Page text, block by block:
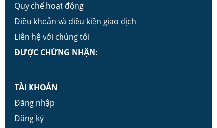
Quy chế hoạt động
Điều khoản và điều kiện giao dịch
Liên hệ với chúng tôi
ĐƯỢC CHỨNG NHẬN:
TÀI KHOẢN
Đăng nhập
Đăng ký